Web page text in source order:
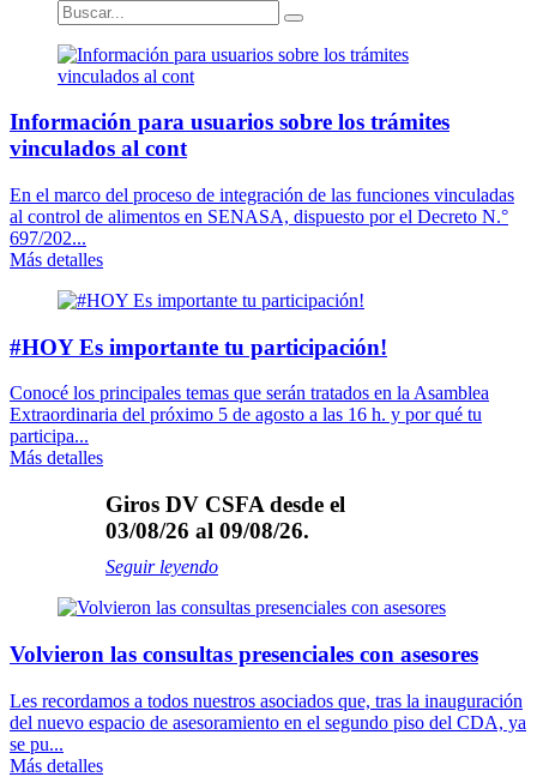
Información para usuarios sobre los trámites
vinculados al cont
En el marco del proceso de integración de las funciones vinculadas
al control de alimentos en SENASA, dispuesto por el Decreto N.°
697/202...
Más detalles
#HOY Es importante tu participación!
Conocé los principales temas que serán tratados en la Asamblea
Extraordinaria del próximo 5 de agosto a las 16 h. y por qué tu
participa...
Más detalles
Giros DV CSFA desde el
03/08/26 al 09/08/26.
Seguir leyendo
Volvieron las consultas presenciales con asesores
Les recordamos a todos nuestros asociados que, tras la inauguración
del nuevo espacio de asesoramiento en el segundo piso del CDA, ya
se pu...
Más detalles